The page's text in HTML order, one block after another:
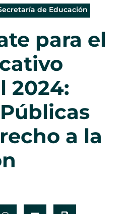
de Educación
para el
2024:
a la